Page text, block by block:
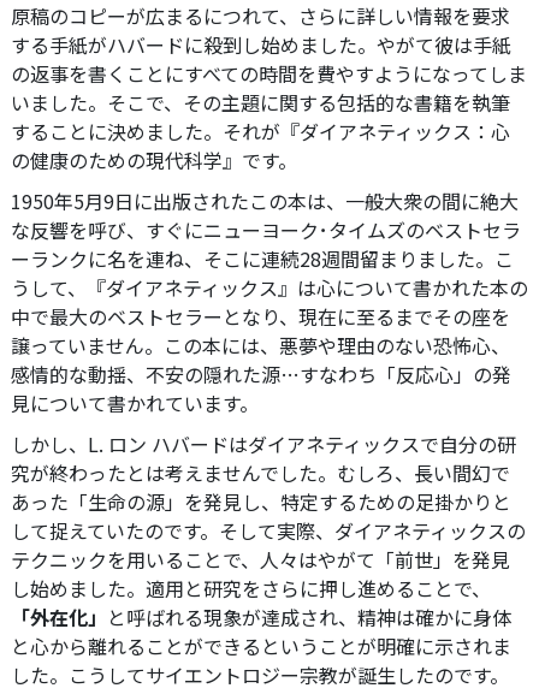
原稿のコピーが広まるにつれて、さらに詳しい情報を要求
する手紙がハバードに殺到し始めました。やがて彼は手紙
の返事を書くことにすべての時間を費やすようになってしま
いました。そこで、その主題に関する包括的な書籍を執筆
することに決めました。それが『ダイアネティックス：心
の健康のための現代科学』です。
1950年5月9日に出版されたこの本は、一般大衆の間に絶大
な反響を呼び、すぐにニューヨーク･タイムズのベストセラ
ーランクに名を連ね、そこに連続28週間留まりました。 こ
うして、『ダイアネティックス』は心について書かれた本の
中で最大のベストセラーとなり、現在に至るまでその座を
譲っていません。この本には、悪夢や理由のない恐怖心、
感情的な動揺、不安の隠れた源…すなわち「反応心」の発
見について書かれています。
しかし、L. ロン ハバードはダイアネティックスで自分の研
究が終わったとは考えませんでした。むしろ、長い間幻で
あった「生命の源」を発見し、特定するための足掛かりと
して捉えていたのです。 そして実際、ダイアネティックスの
テクニックを用いることで、人々はやがて「前世」を発見
し始めました。 適用と研究をさらに押し進めることで、
「外在化」 と呼ばれる現象が達成され、精神は確かに身体
と心から離れることができるということが明確に示されま
した。こうしてサイエントロジー宗教が誕生したのです。